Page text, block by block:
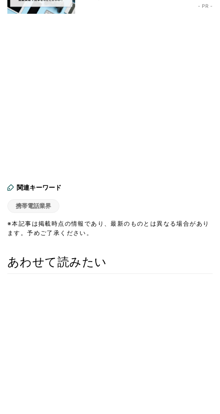
- PR -
関連キーワード
携帯電話業界
※本記事は掲載時点の情報であり、最新のものとは異なる場合があり
ます。予めご了承ください。
あわせて読みたい